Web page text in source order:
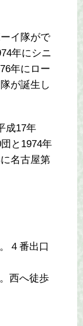
イ隊がで
年にシニ
年にロー
が誕生し
成17年
と1974年
名古屋第
４番出口
西へ徒歩